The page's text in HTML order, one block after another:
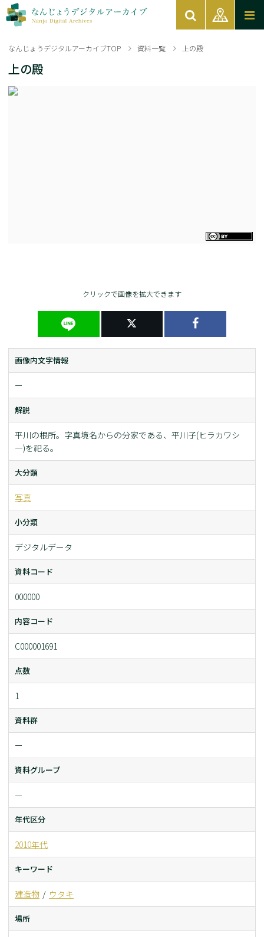
なんじょうデジタルアーカイブTOP 資料一覧 上の殿
上の殿
クリックで画像を拡大できます
画像内文字情報
ー
解説
平川の根所。字真境名からの分家である、平川子(ヒラカワシ
―)を祀る。
大分類
写真
小分類
デジタルデータ
資料コード
000000
内容コード
C000001691
点数
1
資料群
ー
資料グループ
ー
年代区分
2010年代
キーワード
建造物 ウタキ
場所